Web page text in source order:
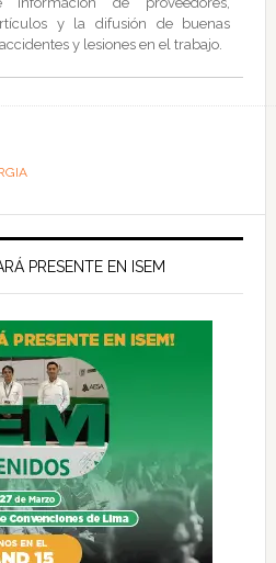
y la difusión de buenas
y lesiones en el trabajo.
PRESENTE EN ISEM